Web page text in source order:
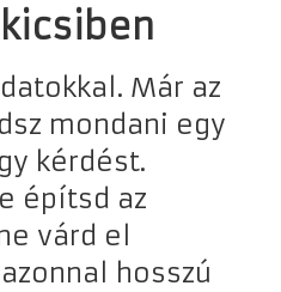
Már az
mondani egy
kérdést.
építsd az
várd el
hosszú